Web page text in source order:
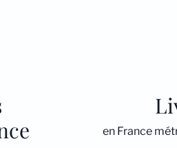
en France